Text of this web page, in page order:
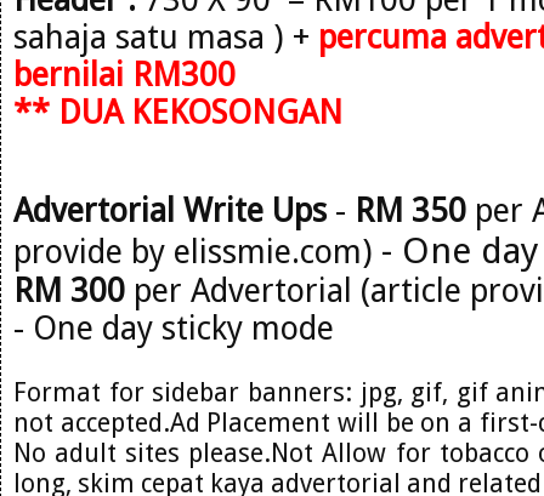
sahaja satu masa ) + percuma
bernilai RM300
** DUA KEKOSONGAN
Advertorial Write Ups - RM 350 per
provide by elissmie.com) - One
RM 300 per Advertorial (article
- One day sticky mode
Format for sidebar banners: jpg, gif, gif
not accepted.Ad Placement will be on a
No adult sites please.Not Allow for tobacco
long, skim cepat kaya advertorial and